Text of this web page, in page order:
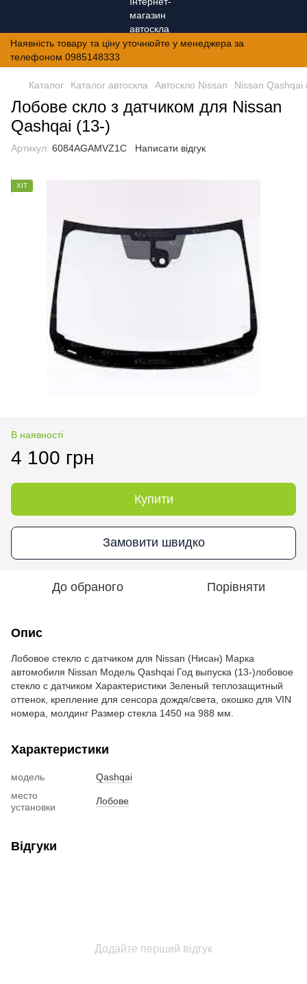
Наявність товару та ціну уточнюйте у менеджера за
телефоном 0985148333
Каталог Каталог автоскла Автоскло Nissan Nissan Qashqai
Лобове скло з датчиком для Nissan
Qashqai (13-)
Артикул: 6084AGAMVZ1C Написати відгук
ХІТ
В наявності
4 100 грн
Купити
Замовити швидко
До обраного Порівняти
Опис
Лобовое стекло с датчиком для Nissan (Нисан) Марка
автомобиля Nissan Модель Qashqai Год выпуска (13-)лобовое
стекло с датчиком Характеристики Зеленый теплозащитный
оттенок, крепление для сенсора дождя/света, окошко для VIN
номера, молдинг Размер стекла 1450 на 988 мм.
Характеристики
модель
Qashqai
место
установки
Лобове
Відгуки
Додайте перший відгук